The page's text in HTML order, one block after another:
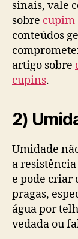
sinais, vale
sobre cupim
conteúdos
artigo sobre
cupins.
2)
Umidade
a
e pode criar
pragas,
água por
vedada ou